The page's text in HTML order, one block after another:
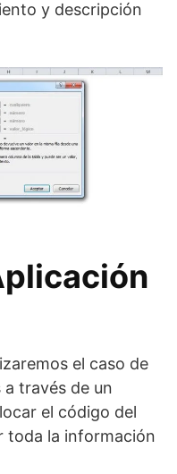
y descripción
el caso de
través de un
el código del
toda la información